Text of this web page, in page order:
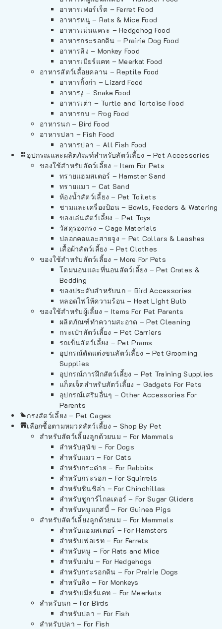
อาหารเฟอร์เร็ต – Ferret Food
อาหารหนู – Rats & Mice Food
อาหารเม่นแคระ – Hedgehog Food
อาหารกระรอกดิน – Prairie Dog Food
อาหารลิง – Monkey Food
อาหารเมียร์แคท – Meerkat Food
อาหารสัตว์เลี้อยคลาน – Reptile Food
อาหารกิ้งก่า – Lizard Food
อาหารงู – Snake Food
อาหารเต่า – Turtle and Tortoise Food
อาหารกบ – Frog Food
อาหารนก – Bird Food
อาหารปลา – Fish Food
อาหารปลา – All Fish Food
อุปกรณและผลิตภัณฑ์สำหรับสัตว์เลี้ยง – Pet Accessories
ของใช้สำหรับสัตว์เลี้ยง – Item For Pets
ทรายแฮมสเตอร์ – Hamster Sand
ทรายแมว – Cat Sand
ห้องน้ำสัตว์เลี้ยง – Pet Toilets
ชามและเครื่องป้อน – Bowls, Feeders & Watering
ของเล่นสัตว์เลี้ยง – Pet Toys
วัสดุรองกรง – Cage Materials
ปลอกคอและสายจูง – Pet Collars & Leashes
เสื้อผ้าสัตว์เลี้ยง – Pet Clothes
ของใช้สำหรับสัตว์เลี้ยง – More For Pets
โดมนอนและที่นอนสัตว์เลี้ยง – Pet Crates &
Bedding
ของประดับสำหรับนก – Bird Accessories
หลอดไฟให้ความร้อน – Heat Light Bulb
ของใช้สำหรับผู้เลี้ยง – Items For Pet Parents
ผลิตภัณฑ์ทำความสะอาด – Pet Cleaning
กระเป๋าสัตว์เลี้ยง – Pet Carriers
รถเข็นสัตว์เลี้ยง – Pet Prams
อุปกรณ์ตัดแต่งขนสัตว์เลี้ยง – Pet Grooming
Supplies
อุปกรณ์การฝึกสัตว์เลี้ยง – Pet Training Supplies
แก็ดเจ็ตสำหรับสัตว์เลี้ยง – Gadgets For Pets
อุปกรณ์เสริมอื่นๆ – Other Accessories For
Parents
กรงสัตว์เลี้ยง – Pet Cages
เลือกซื้อตามหมวดสัตว์เลี้ยง – Shop By Pet
สำหรับสัตว์เลี้ยงลูกด้วยนม – For Mammals
สำหรับสุนัข – For Dogs
สำหรับแมว – For Cats
สำหรับกระต่าย – For Rabbits
สำหรับกระรอก – For Squirrels
สำหรับชินชิล่า – For Chinchillas
สำหรับชูการ์ไกลเดอร์ – For Sugar Gliders
สำหรับหนูแกสบี้ – For Guinea Pigs
สำหรับสัตว์เลี้ยงลูกด้วยนม – For Mammals
สำหรับแฮมสเตอร์ – For Hamsters
สำหรับเฟอเรท – For Ferrets
สำหรับหนู – For Rats and Mice
สำหรับเม่น – For Hedgehogs
สำหรับกระรอกดิน – For Prairie Dogs
สำหรับลิง – For Monkeys
สำหรับเมียร์แคท – For Meerkats
สำหรับนก – For Birds
สำหรับปลา – For Fish
สำหรับปลา – For Fish